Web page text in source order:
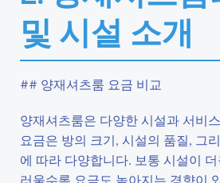
및 시설 소개
## 양재셔츠룸 요금 비교
양재셔츠룸은 다양한 시설과 서비
요금은 방의 크기, 시설의 품질, 그
에 따라 다양합니다. 보통 시설이
러울수록 요금도 높아지는 경향이